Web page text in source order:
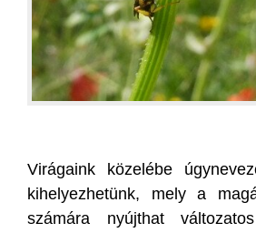
Virágaink közelébe
kihelyezhetünk, mely a
számára nyújthat